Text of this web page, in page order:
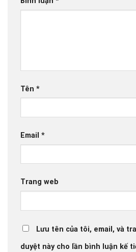
Tên *
Email *
Trang web
Lưu tên của tôi, email, và
duyệt này cho lần bình luận kế